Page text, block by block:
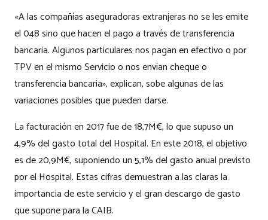
«A las compañías aseguradoras extranjeras no se les emite
el 048 sino que hacen el pago a través de transferencia
bancaria. Algunos particulares nos pagan en efectivo o por
TPV en el mismo Servicio o nos envían cheque o
transferencia bancaria», explican, sobe algunas de las
variaciones posibles que pueden darse.
La facturación en 2017 fue de 18,7M€, lo que supuso un
4,9% del gasto total del Hospital. En este 2018, el objetivo
es de 20,9M€, suponiendo un 5,1% del gasto anual previsto
por el Hospital. Estas cifras demuestran a las claras la
importancia de este servicio y el gran descargo de gasto
que supone para la CAIB.